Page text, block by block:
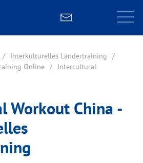
Interkulturelles Ländertraining
Online
Intercultural
Workout China -